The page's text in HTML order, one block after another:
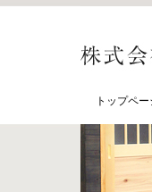
トップペー